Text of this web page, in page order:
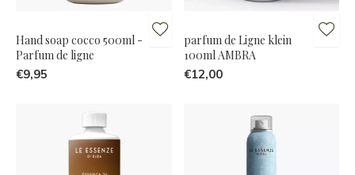
Hand soap cocco 500ml -
Parfum de ligne
€9,95
parfum de Ligne klein
100ml AMBRA
€12,00